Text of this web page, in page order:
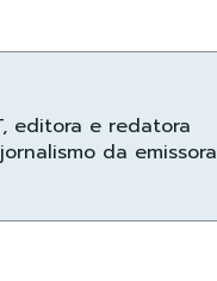
editora e redatora
da emissora